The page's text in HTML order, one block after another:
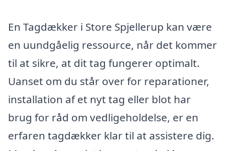
En Tagdækker i Store Spjellerup kan være
en uundgåelig ressource, når det kommer
til at sikre, at dit tag fungerer optimalt.
Uanset om du står over for reparationer,
installation af et nyt tag eller blot har
brug for råd om vedligeholdelse, er en
erfaren tagdækker klar til at assistere dig.